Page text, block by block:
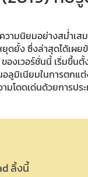
วามนิยมอย่างสม่ำเส
ดยั้ง ซึ่งล่าสุดได้เผย
องเวอร์ชั่นนี้ เริ่มขึ้น
ลูมิเนียมในการตกแต่
โดดเด่นด้วยการประ
ลิ้งนี้